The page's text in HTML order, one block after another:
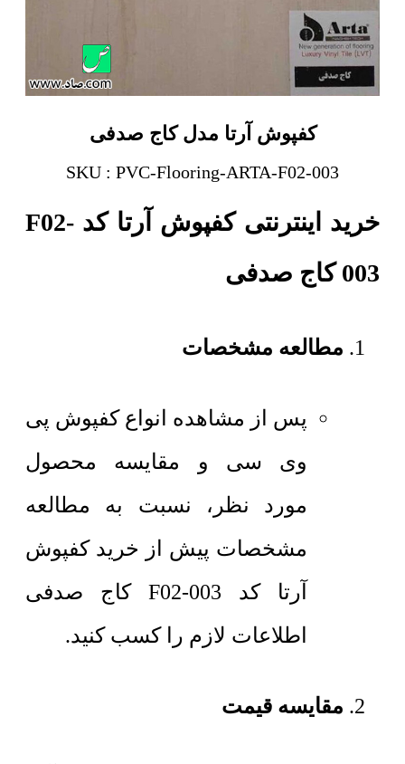
کفپوش آرتا مدل کاج صدفی
SKU : PVC-Flooring-ARTA-F02-003
خرید اینترنتی کفپوش آرتا کد F02-
003 کاج صدفی
مطالعه مشخصات
پس از مشاهده انواع کفپوش پی
وی سی و مقایسه محصول
مورد نظر، نسبت به مطالعه
مشخصات پیش از خرید کفپوش
آرتا کد F02-003 کاج صدفی
اطلاعات لازم را کسب کنید.
مقایسه قیمت